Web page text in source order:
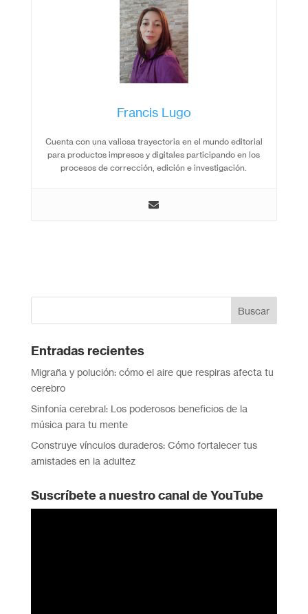
Francis Lugo
Cuenta con una valiosa trayectoria en el mundo editorial
para productos impresos y digitales participando en los
procesos de corrección, edición e investigación.
Entradas recientes
Migraña y polución: cómo el aire que respiras afecta tu
cerebro
Sinfonía cerebral: Los poderosos beneficios de la
música para tu mente
Construye vínculos duraderos: Cómo fortalecer tus
amistades en la adultez
Suscríbete a nuestro canal de YouTube